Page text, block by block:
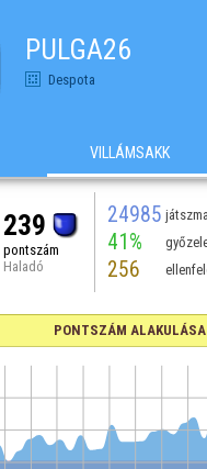
PULGA26
Despota
VILLÁMSAKK
239
pontszám
Haladó
24985 játszma
41%
256
PONTSZÁM ALAKULÁSA